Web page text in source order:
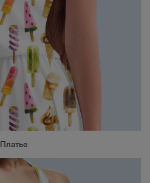
Платье